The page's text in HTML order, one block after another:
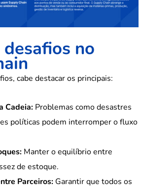
no
cabe destacar os principais:
Cadeia: Problemas como desastres
políticas podem interromper o fluxo
Manter o equilíbrio entre
de estoque.
Parceiros: Garantir que todos os